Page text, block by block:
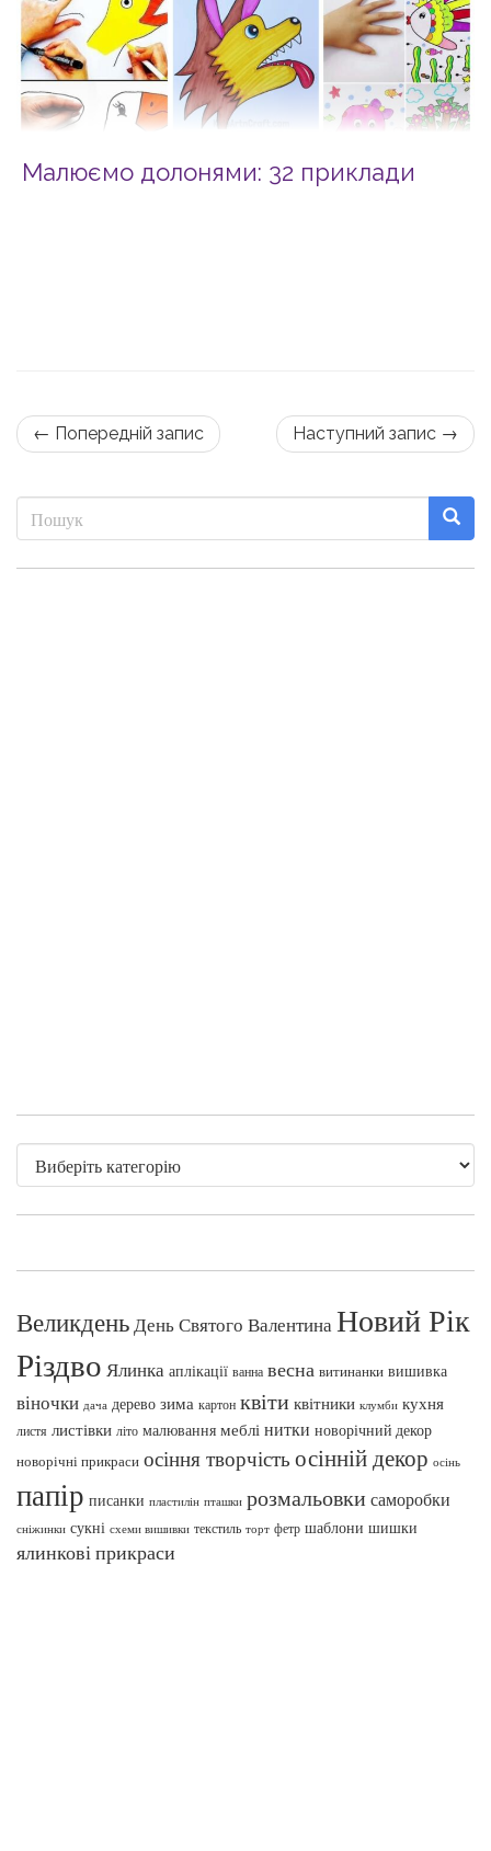
Малюємо долонями: 32 приклади
← Попередній запис Наступний запис →
ВеликденьДень Святого ВалентинаНовий Рік
Різдво Ялинка аплікації ванна весна витинанки вишивка
віночки дача дерево зима картон квіти квітники клумби кухня
листя листівки літо малювання меблі нитки новорічний декор
новорічні прикраси осіння творчість осінній декор осінь
папір писанки пластилін пташки розмальовки саморобки
сніжинки сукні схеми вишивки текстиль торт фетр шаблони шишки
ялинкові прикраси